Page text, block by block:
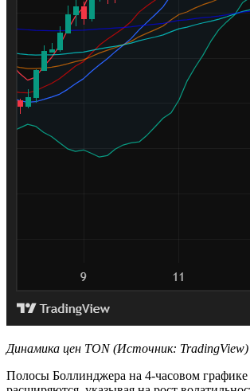
Динамика цен TON (Источник: TradingView)
Полосы Боллинджера на 4-часовом графике